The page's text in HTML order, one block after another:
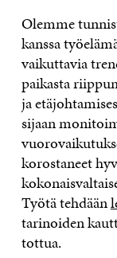
Olemme
kanssa
vaikuttavia
paikasta
ja
sijaan
korostaneet
Työtä tehdään
tarinoiden
tottua.